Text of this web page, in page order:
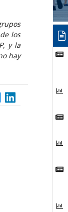
los
y la
hay